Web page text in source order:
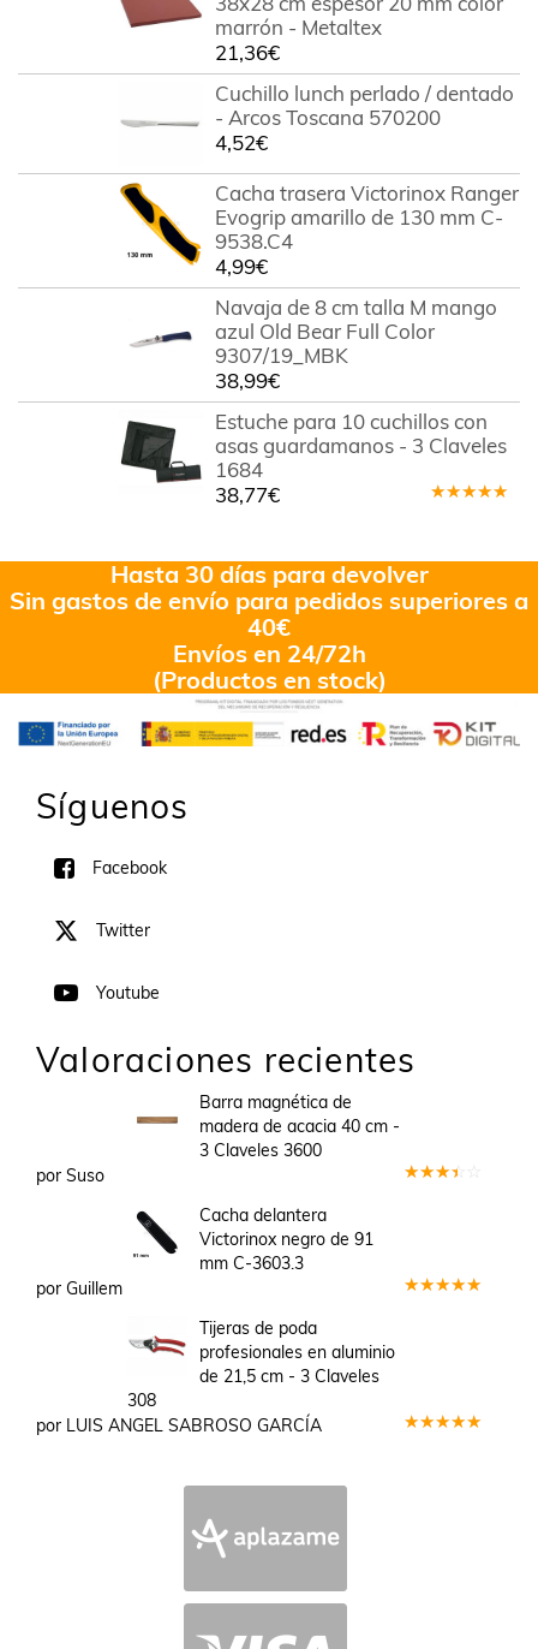
marrón - Metaltex
21,36€
Cuchillo lunch perlado / dentado
- Arcos Toscana 570200
4,52€
Cacha trasera Victorinox Ranger
Evogrip amarillo de 130 mm C-
9538.C4
4,99€
Navaja de 8 cm talla M mango
azul Old Bear Full Color
9307/19_MBK
38,99€
Estuche para 10 cuchillos con
asas guardamanos - 3 Claveles
1684
38,77€
Hasta 30 días para devolver
Sin gastos de envío para pedidos superiores a
40€
Envíos en 24/72h
(Productos en stock)
Síguenos
Facebook
Twitter
Youtube
Valoraciones recientes
Barra magnética de
madera de acacia 40 cm -
3 Claveles 3600
por Suso
Cacha delantera
Victorinox negro de 91
mm C-3603.3
por Guillem
Tijeras de poda
profesionales en aluminio
de 21,5 cm - 3 Claveles
308
por LUIS ANGEL SABROSO GARCÍA